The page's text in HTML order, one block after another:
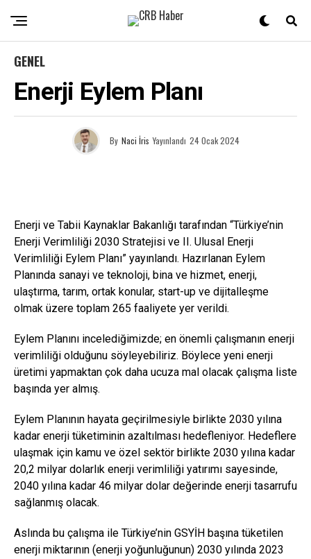
GENEL
Enerji Eylem Planı
By Naci İris Yayınlandı 24 Ocak 2024
Enerji ve Tabii Kaynaklar Bakanlığı tarafından “Türkiye’nin
Enerji Verimliliği 2030 Stratejisi ve II. Ulusal Enerji
Verimliliği Eylem Planı” yayınlandı. Hazırlanan Eylem
Planında sanayi ve teknoloji, bina ve hizmet, enerji,
ulaştırma, tarım, ortak konular, start-up ve dijitalleşme
olmak üzere toplam 265 faaliyete yer verildi.
Eylem Planını incelediğimizde; en önemli çalışmanın enerji
verimliliği olduğunu söyleyebiliriz. Böylece yeni enerji
üretimi yapmaktan çok daha ucuza mal olacak çalışma liste
başında yer almış.
Eylem Planının hayata geçirilmesiyle birlikte 2030 yılına
kadar enerji tüketiminin azaltılması hedefleniyor. Hedeflere
ulaşmak için kamu ve özel sektör birlikte 2030 yılına kadar
20,2 milyar dolarlık enerji verimliliği yatırımı sayesinde,
2040 yılına kadar 46 milyar dolar değerinde enerji tasarrufu
sağlanmış olacak.
Aslında bu çalışma ile Türkiye’nin GSYİH başına tüketilen
enerji miktarının (enerji yoğunluğunun) 2030 yılında 2023